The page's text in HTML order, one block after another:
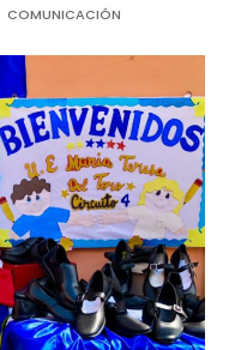
COMUNICACIÓN